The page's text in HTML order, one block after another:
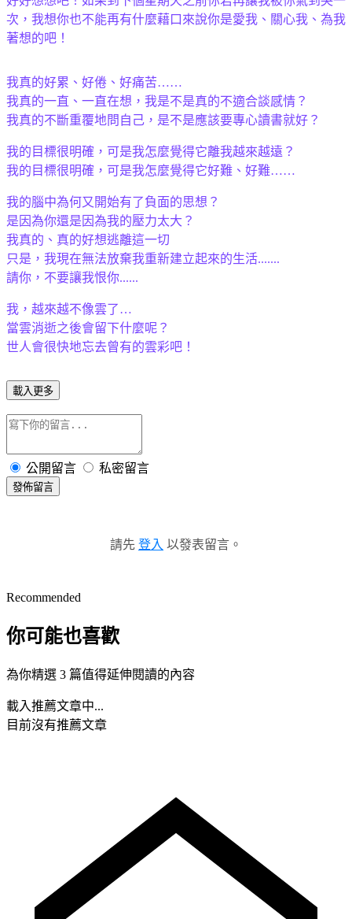
次，我想你也不能再有什麼藉口來說你是愛我、關心我、為我
著想的吧！
我真的好累、好倦、好痛苦……
我真的一直、一直在想，我是不是真的不適合談感情？
我真的不斷重覆地問自己，是不是應該要專心讀書就好？
我的目標很明確，可是我怎麼覺得它離我越來越遠？
我的目標很明確，可是我怎麼覺得它好難、好難……
我的腦中為何又開始有了負面的思想？
是因為你還是因為我的壓力太大？
我真的、真的好想逃離這一切
只是，我現在無法放棄我重新建立起來的生活.......
請你，不要讓我恨你......
我，越來越不像雲了…
當雲消逝之後會留下什麼呢？
世人會很快地忘去曾有的雲彩吧！
載入更多
公開留言 私密留言
發佈留言
請先 登入 以發表留言。
Recommended
你可能也喜歡
為你精選 3 篇值得延伸閱讀的內容
載入推薦文章中...
目前沒有推薦文章